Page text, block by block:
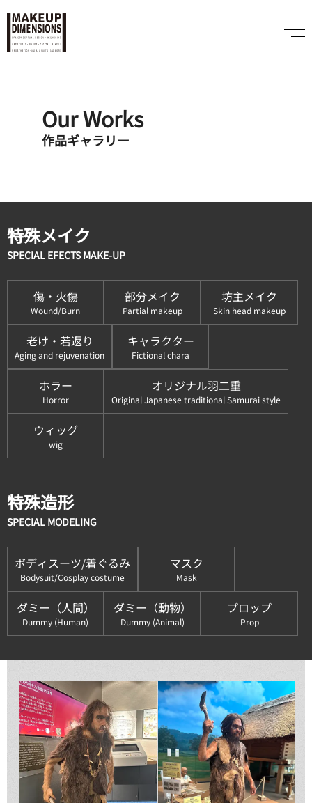
Our Works
作品ギャラリー
特殊メイク
SPECIAL EFECTS MAKE-UP
傷・火傷
Wound/Burn
部分メイク
Partial makeup
坊主メイク
Skin head makeup
老け・若返り
Aging and rejuvenation
キャラクター
Fictional chara
ホラー
Horror
オリジナル羽二重
Original Japanese traditional Samurai style
ウィッグ
wig
特殊造形
SPECIAL MODELING
ボディスーツ/着ぐるみ
Bodysuit/Cosplay costume
マスク
Mask
ダミー（人間）
Dummy (Human)
ダミー（動物）
Dummy (Animal)
プロップ
Prop